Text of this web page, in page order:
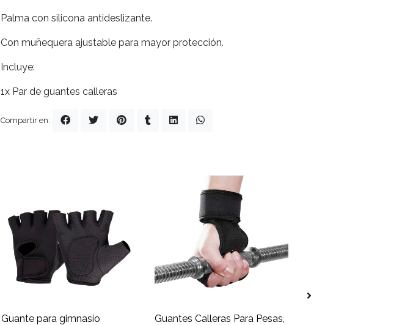
Palma con silicona antideslizante.
Con muñequera ajustable para mayor protección.
Incluye:
1x Par de guantes calleras
Compartir en:
Guante para gimnasio
Guantes Calleras Para Pesas,